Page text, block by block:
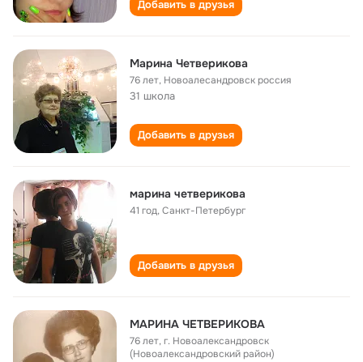
Добавить в друзья
Марина Четверикова
76 лет, Новоалесандровск россия
31 школа
Добавить в друзья
марина четверикова
41 год,Санкт-Петербург
Добавить в друзья
МАРИНА ЧЕТВЕРИКОВА
76 лет,г. Новоалександровск
(Новоалександровский район)